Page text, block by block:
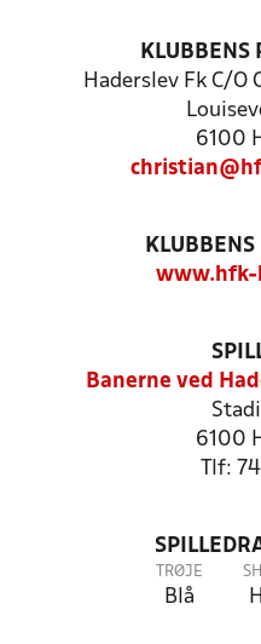
KLUBBENS
Haderslev Fk C/O
6100
www.hfk-
Banerne ved
6100
Tlf:
TRØJE
Blå